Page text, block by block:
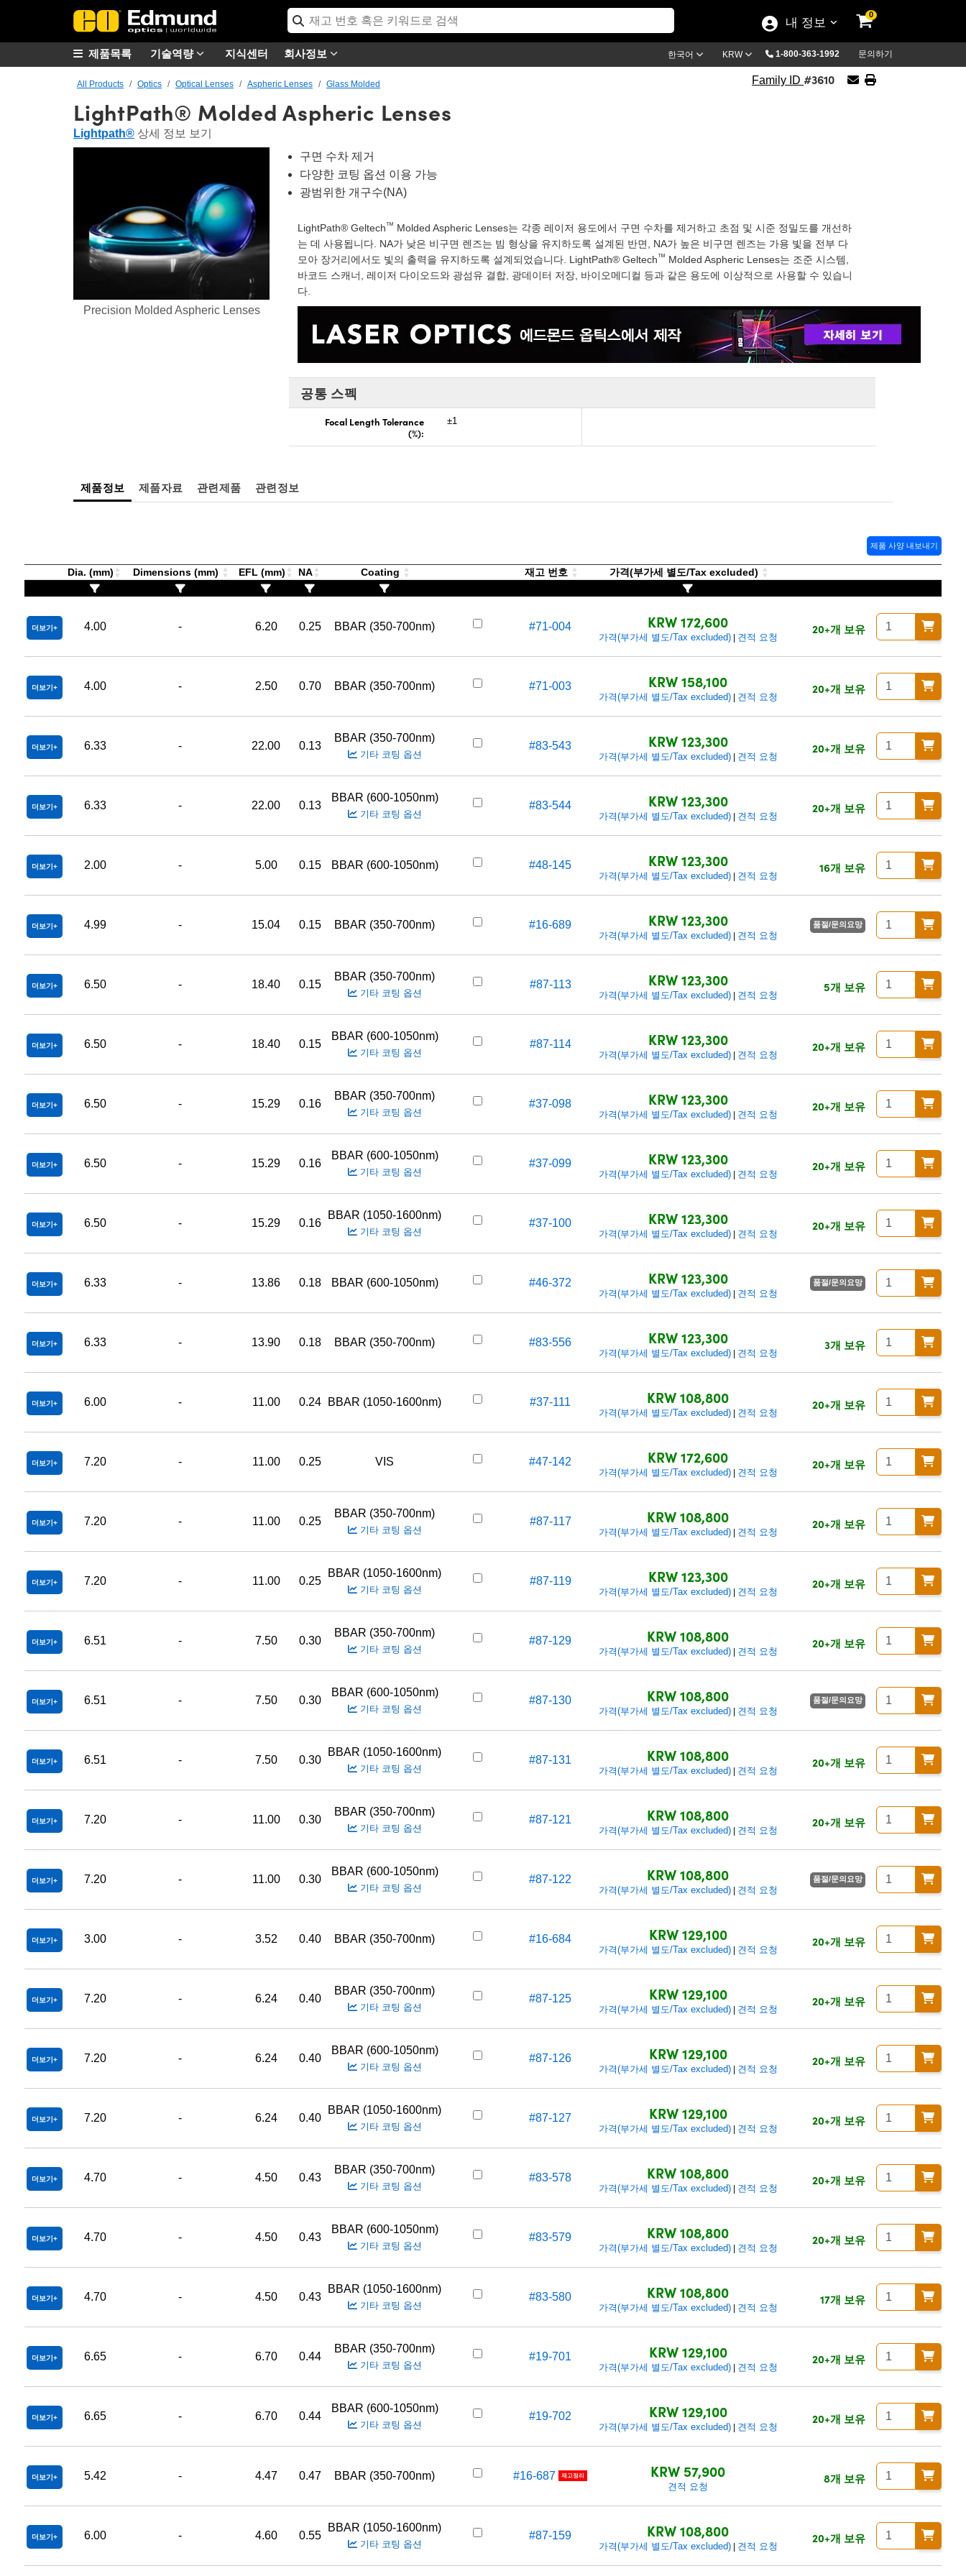
내 정보
0
기술역량 지식센터 회사정보 한국어 KRW 1-800-363-1992 문의하기
제품목록
All Products Optics Optical Lenses Aspheric Lenses Glass Molded Family ID #3610
LightPath® Molded Aspheric Lenses
Lightpath® 상세 정보 보기
Precision Molded Aspheric Lenses
구면 수차 제거
다양한 코팅 옵션 이용 가능
광범위한 개구수(NA)
LightPath® Geltech™ Molded Aspheric Lenses는 각종 레이저 용도에서 구면 수차를 제거하고 초점 및 시준 정밀도를 개선하
는 데 사용됩니다. NA가 낮은 비구면 렌즈는 빔 형상을 유지하도록 설계된 반면, NA가 높은 비구면 렌즈는 가용 빛을 전부 다
모아 장거리에서도 빛의 출력을 유지하도록 설계되었습니다. LightPath® Geltech™ Molded Aspheric Lenses는 조준 시스템,
바코드 스캐너, 레이저 다이오드와 광섬유 결합, 광데이터 저장, 바이오메디컬 등과 같은 용도에 이상적으로 사용할 수 있습니
다.
공통 스펙
Focal Length Tolerance
(%):
±1
제품정보 제품자료 관련제품 관련정보
제품 사양 내보내기
Dia. (mm) Dimensions (mm) EFL (mm) NA Coating 재고 번호 가격(부가세 별도/Tax excluded)
더보기 4.00 - 6.20 0.25 BBAR (350-700nm) #71-004 KRW 172,600
가격(부가세 별도/Tax excluded)| 견적 요청
20+개 보유
더보기 4.00 - 2.50 0.70 BBAR (350-700nm) #71-003 KRW 158,100
가격(부가세 별도/Tax excluded)| 견적 요청
20+개 보유
더보기 6.33 - 22.00 0.13
BBAR (350-700nm)
기타 코팅 옵션
#83-543 KRW 123,300
가격(부가세 별도/Tax excluded)| 견적 요청
20+개 보유
더보기 6.33 - 22.00 0.13
BBAR (600-1050nm)
기타 코팅 옵션
#83-544 KRW 123,300
가격(부가세 별도/Tax excluded)| 견적 요청
20+개 보유
더보기 2.00 - 5.00 0.15 BBAR (600-1050nm) #48-145 KRW 123,300
가격(부가세 별도/Tax excluded)| 견적 요청
16개 보유
더보기 4.99 - 15.04 0.15 BBAR (350-700nm) #16-689 KRW 123,300
가격(부가세 별도/Tax excluded)| 견적 요청
품절/문의요망
더보기 6.50 - 18.40 0.15
BBAR (350-700nm)
기타 코팅 옵션
#87-113 KRW 123,300
가격(부가세 별도/Tax excluded)| 견적 요청
5개 보유
더보기 6.50 - 18.40 0.15
BBAR (600-1050nm)
기타 코팅 옵션
#87-114 KRW 123,300
가격(부가세 별도/Tax excluded)| 견적 요청
20+개 보유
더보기 6.50 - 15.29 0.16
BBAR (350-700nm)
기타 코팅 옵션
#37-098 KRW 123,300
가격(부가세 별도/Tax excluded)| 견적 요청
20+개 보유
더보기 6.50 - 15.29 0.16
BBAR (600-1050nm)
기타 코팅 옵션
#37-099 KRW 123,300
가격(부가세 별도/Tax excluded)| 견적 요청
20+개 보유
더보기 6.50 - 15.29 0.16
BBAR (1050-1600nm)
기타 코팅 옵션
#37-100 KRW 123,300
가격(부가세 별도/Tax excluded)| 견적 요청
20+개 보유
더보기 6.33 - 13.86 0.18 BBAR (600-1050nm) #46-372 KRW 123,300
가격(부가세 별도/Tax excluded)| 견적 요청
품절/문의요망
더보기 6.33 - 13.90 0.18 BBAR (350-700nm) #83-556 KRW 123,300
가격(부가세 별도/Tax excluded)| 견적 요청
3개 보유
더보기 6.00 - 11.00 0.24 BBAR (1050-1600nm) #37-111 KRW 108,800
가격(부가세 별도/Tax excluded)| 견적 요청
20+개 보유
더보기 7.20 - 11.00 0.25 VIS #47-142 KRW 172,600
가격(부가세 별도/Tax excluded)| 견적 요청
20+개 보유
더보기 7.20 - 11.00 0.25
BBAR (350-700nm)
기타 코팅 옵션
#87-117 KRW 108,800
가격(부가세 별도/Tax excluded)| 견적 요청
20+개 보유
더보기 7.20 - 11.00 0.25
BBAR (1050-1600nm)
기타 코팅 옵션
#87-119 KRW 123,300
가격(부가세 별도/Tax excluded)| 견적 요청
20+개 보유
더보기 6.51 - 7.50 0.30
BBAR (350-700nm)
기타 코팅 옵션
#87-129 KRW 108,800
가격(부가세 별도/Tax excluded)| 견적 요청
20+개 보유
더보기 6.51 - 7.50 0.30
BBAR (600-1050nm)
기타 코팅 옵션
#87-130 KRW 108,800
가격(부가세 별도/Tax excluded)| 견적 요청
품절/문의요망
더보기 6.51 - 7.50 0.30
BBAR (1050-1600nm)
기타 코팅 옵션
#87-131 KRW 108,800
가격(부가세 별도/Tax excluded)| 견적 요청
20+개 보유
더보기 7.20 - 11.00 0.30
BBAR (350-700nm)
기타 코팅 옵션
#87-121 KRW 108,800
가격(부가세 별도/Tax excluded)| 견적 요청
20+개 보유
더보기 7.20 - 11.00 0.30
BBAR (600-1050nm)
기타 코팅 옵션
#87-122 KRW 108,800
가격(부가세 별도/Tax excluded)| 견적 요청
품절/문의요망
더보기 3.00 - 3.52 0.40 BBAR (350-700nm) #16-684 KRW 129,100
가격(부가세 별도/Tax excluded)| 견적 요청
20+개 보유
더보기 7.20 - 6.24 0.40
BBAR (350-700nm)
기타 코팅 옵션
#87-125 KRW 129,100
가격(부가세 별도/Tax excluded)| 견적 요청
20+개 보유
더보기 7.20 - 6.24 0.40
BBAR (600-1050nm)
기타 코팅 옵션
#87-126 KRW 129,100
가격(부가세 별도/Tax excluded)| 견적 요청
20+개 보유
더보기 7.20 - 6.24 0.40
BBAR (1050-1600nm)
기타 코팅 옵션
#87-127 KRW 129,100
가격(부가세 별도/Tax excluded)| 견적 요청
20+개 보유
더보기 4.70 - 4.50 0.43
BBAR (350-700nm)
기타 코팅 옵션
#83-578 KRW 108,800
가격(부가세 별도/Tax excluded)| 견적 요청
20+개 보유
더보기 4.70 - 4.50 0.43
BBAR (600-1050nm)
기타 코팅 옵션
#83-579 KRW 108,800
가격(부가세 별도/Tax excluded)| 견적 요청
20+개 보유
더보기 4.70 - 4.50 0.43
BBAR (1050-1600nm)
기타 코팅 옵션
#83-580 KRW 108,800
가격(부가세 별도/Tax excluded)| 견적 요청
17개 보유
더보기 6.65 - 6.70 0.44
BBAR (350-700nm)
기타 코팅 옵션
#19-701 KRW 129,100
가격(부가세 별도/Tax excluded)| 견적 요청
20+개 보유
더보기 6.65 - 6.70 0.44
BBAR (600-1050nm)
기타 코팅 옵션
#19-702 KRW 129,100
가격(부가세 별도/Tax excluded)| 견적 요청
20+개 보유
더보기 5.42 - 4.47 0.47 BBAR (350-700nm) #16-687 재고정리 KRW 57,900
견적 요청
8개 보유
더보기 6.00 - 4.60 0.55
BBAR (1050-1600nm)
기타 코팅 옵션
#87-159 KRW 108,800
가격(부가세 별도/Tax excluded)| 견적 요청
20+개 보유